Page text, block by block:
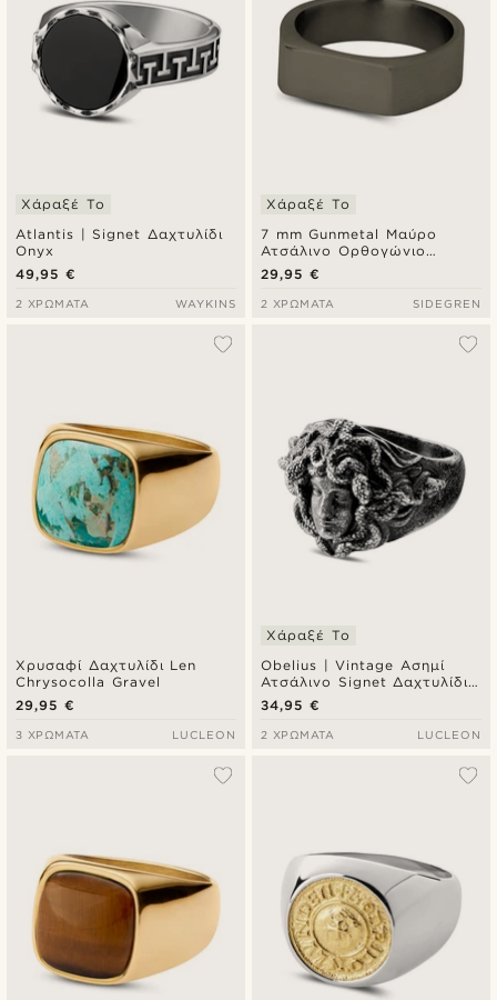
Atlantis | Signet Δαχτυλίδι
Onyx
Χάραξέ Το
49,95 €
2 ΧΡΏΜΑΤΑ WAYKINS
7 mm Gunmetal Μαύρο
Ατσάλινο Ορθογώνιο
Δαχτυλίδι Σφραγίδα Signet
Χάραξέ Το
29,95 €
2 ΧΡΏΜΑΤΑ SIDEGREN
Χρυσαφί Δαχτυλίδι Len
Chrysocolla Gravel
29,95 €
3 ΧΡΏΜΑΤΑ LUCLEON
Obelius | Vintage Ασημί
Ατσάλινο Signet Δαχτυλίδι
Medusa
Χάραξέ Το
34,95 €
2 ΧΡΏΜΑΤΑ LUCLEON